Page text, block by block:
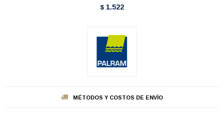
$ 1.522
MÉTODOS Y COSTOS DE ENVÍO